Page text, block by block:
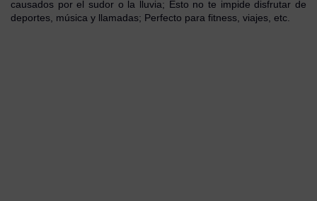
causados ​​por el sudor o la lluvia; Esto no te impide disfrutar de
deportes, música y llamadas; Perfecto para fitness, viajes, etc.